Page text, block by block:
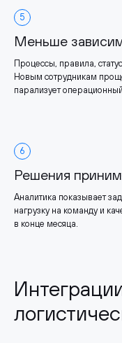
5
Меньше
Процессы, правила,
Новым сотрудникам
парализует
6
Решения
Аналитика показывает
нагрузку на команду и
в конце месяца.